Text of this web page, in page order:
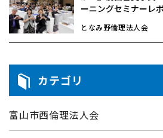
ーニングセミナーレ
となみ野倫理法人会
カテゴリ
富山市西倫理法人会